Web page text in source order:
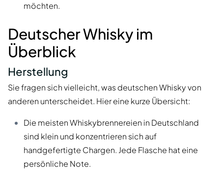
möchten.
Deutscher Whisky im
Überblick
Herstellung
Sie fragen sich vielleicht, was deutschen Whisky von
anderen unterscheidet. Hier eine kurze Übersicht:
Die meisten Whiskybrennereien in Deutschland
sind klein und konzentrieren sich auf
handgefertigte Chargen. Jede Flasche hat eine
persönliche Note.